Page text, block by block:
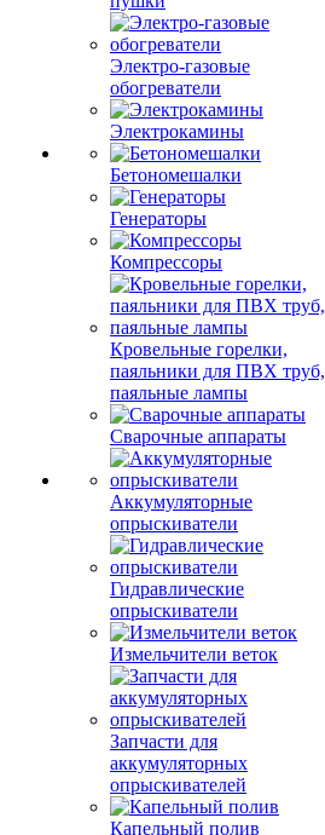
Электро-газовые
обогреватели
Электрокамины
Бетономешалки
Генераторы
Компрессоры
Кровельные горелки,
паяльники для ПВХ труб,
паяльные лампы
Сварочные аппараты
Аккумуляторные
опрыскиватели
Гидравлические
опрыскиватели
Измельчители веток
Запчасти для
аккумуляторных
опрыскивателей
Капельный полив